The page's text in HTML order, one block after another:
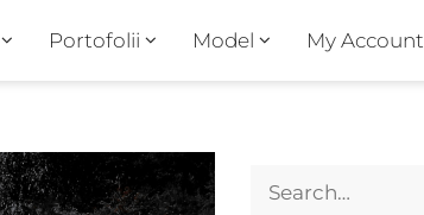
Portofolii Model My Account